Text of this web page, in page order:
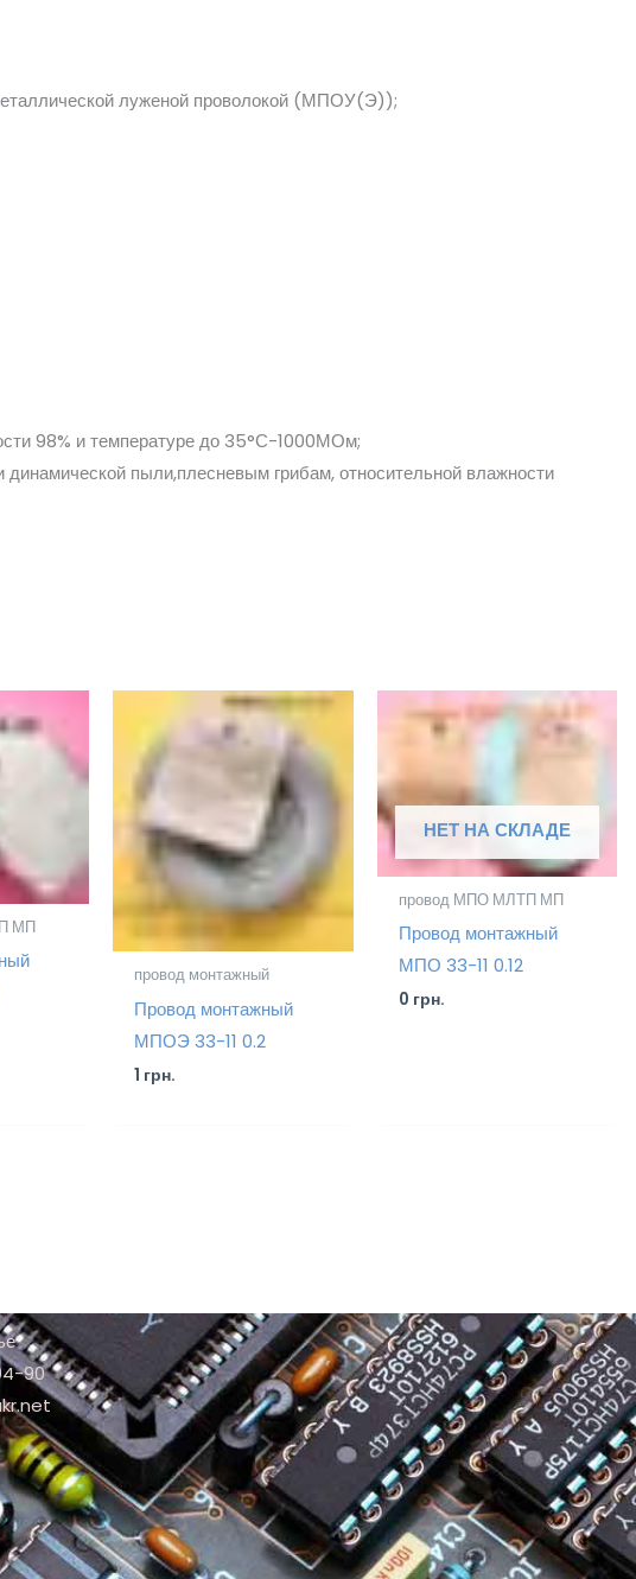
луженой проволокой (МПОУ(Э));
98% и температуре до 35°С-1000МОм;
пыли,плесневым грибам, относительной влажности
МП
провод монтажный
Провод монтажный
МПОЭ 33-11 0.2
1 грн.
НЕТ НА СКЛАДЕ
провод МПО МЛТП МП
Провод монтажный
МПО 33-11 0.12
0 грн.
90